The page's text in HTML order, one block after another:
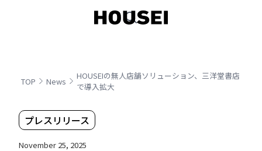
TOP News
HOUSEIの無人店舗ソリューション、三洋堂書店
で導入拡大
プレスリリース
November 25, 2025